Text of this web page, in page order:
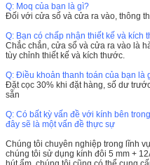
Q: Moq của bạn là gì?
Đối với cửa sổ và cửa ra vào, thông
Q: Bạn có chấp nhận thiết kế và kích
Chắc chắn, cửa sổ và cửa ra vào là
tùy chỉnh thiết kế và kích thước.
Q: Điều khoản thanh toán của bạn là
Đặt cọc 30% khi đặt hàng, số dư
sẵn
Q: Có bất kỳ vấn đề với kính bên
đây sẽ là một vấn đề thực sự
Chúng tôi chuyên nghiệp trong lĩnh
chúng tôi sử dụng kính đôi 5 mm +